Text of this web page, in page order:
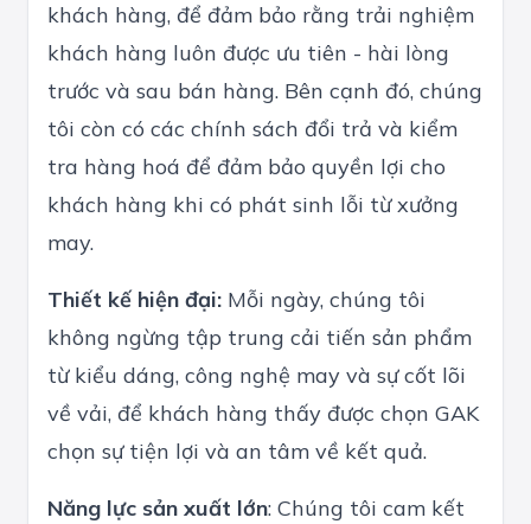
khách hàng, để đảm bảo rằng trải nghiệm
khách hàng luôn được ưu tiên - hài lòng
trước và sau bán hàng. Bên cạnh đó, chúng
tôi còn có các chính sách đổi trả và kiểm
tra hàng hoá để đảm bảo quyền lợi cho
khách hàng khi có phát sinh lỗi từ xưởng
may.
Thiết kế hiện đại: Mỗi ngày, chúng tôi
không ngừng tập trung cải tiến sản phẩm
từ kiểu dáng, công nghệ may và sự cốt lõi
về vải, để khách hàng thấy được chọn GAK
chọn sự tiện lợi và an tâm về kết quả.
Năng lực sản xuất lớn: Chúng tôi cam kết